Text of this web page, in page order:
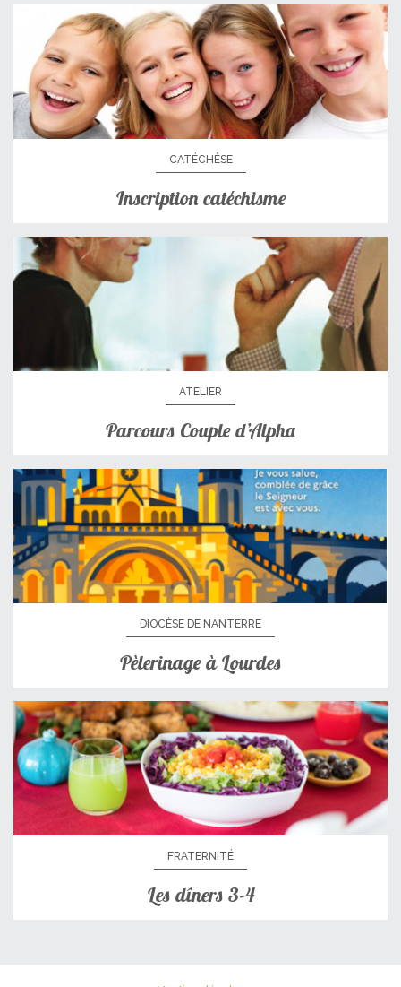
CATÉCHÈSE
Inscription catéchisme
ATELIER
Parcours Couple d’Alpha
DIOCÈSE DE NANTERRE
Pèlerinage à Lourdes
FRATERNITÉ
Les dîners 3-4